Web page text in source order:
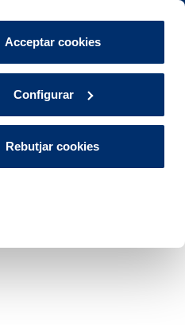
Acceptar cookies
Configurar
Rebutjar cookies
ES Àrea de Clients
Contacte